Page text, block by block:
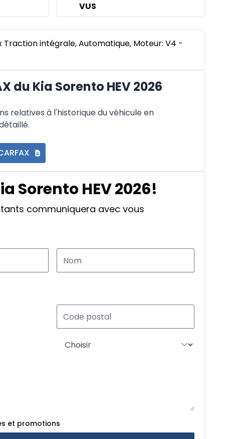
VUS
Traction intégrale, Automatique, Moteur: V4 -
du Kia Sorento HEV 2026
relatives à l'historique du véhicule en
Sorento HEV 2026!
communiquera avec vous
et promotions